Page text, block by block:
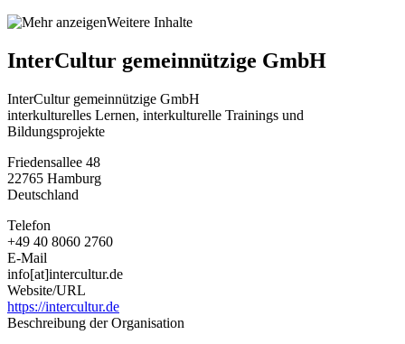
Weitere Inhalte
InterCultur gemeinnützige GmbH
InterCultur gemeinnützige GmbH
interkulturelles Lernen, interkulturelle Trainings und
Bildungsprojekte
Friedensallee 48
22765 Hamburg
Deutschland
Telefon
+49 40 8060 2760
E-Mail
info[at]intercultur.de
Website/URL
https://intercultur.de
Beschreibung der Organisation